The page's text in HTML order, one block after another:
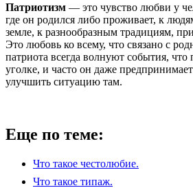
Патриотизм — это чувство любви у
где он родился либо проживает, к
земле, к разнообразным традициям,
Это любовь ко всему, что связано с
патриота всегда волнуют события, что
уголке, и часто он даже
улучшить ситуацию там.
Еще по теме:
Что такое честолюбие.
Что такое типаж.